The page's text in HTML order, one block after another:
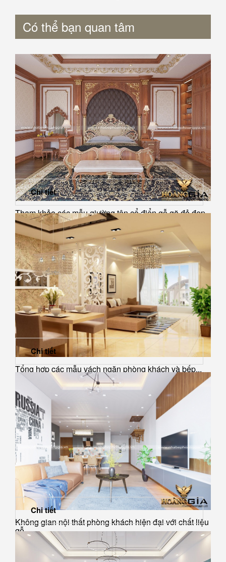
Có thể bạn quan tâm
Tham khảo các mẫu giường tân cổ điển gỗ gõ đỏ đẹp,
sang...
Chi tiết
Tổng hợp các mẫu vách ngăn phòng khách và bếp...
Chi tiết
Không gian nội thất phòng khách hiện đại với chất liệu
gỗ...
Chi tiết